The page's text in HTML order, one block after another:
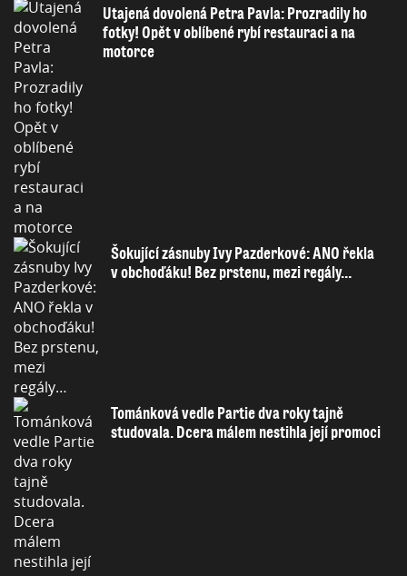
Utajená dovolená Petra Pavla: Prozradily ho
fotky! Opět v oblíbené rybí restauraci a na
motorce
Šokující zásnuby Ivy Pazderkové: ANO řekla
v obchoďáku! Bez prstenu, mezi regály…
Tománková vedle Partie dva roky tajně
studovala. Dcera málem nestihla její promoci